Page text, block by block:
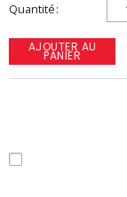
Quantité
AJOUTER AU
PANIER